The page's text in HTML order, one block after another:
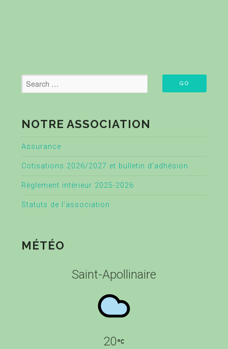
NOTRE ASSOCIATION
Assurance
Cotisations 2026/2027 et bulletin d’adhésion
Règlement intérieur 2025-2026
Statuts de l’association
MÉTÉO
Saint-Apollinaire
20